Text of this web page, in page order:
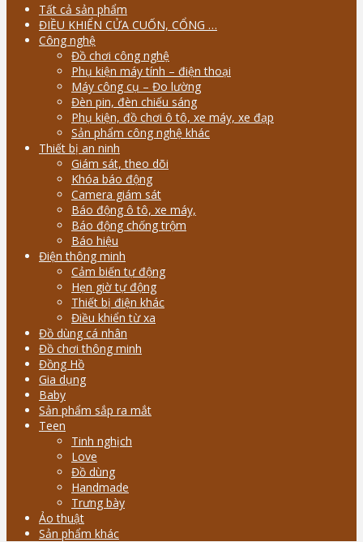
Tất cả sản phẩm
ĐIỀU KHIỂN CỬA CUỐN, CỔNG …
Công nghệ
Đồ chơi công nghệ
Phụ kiện máy tính – điện thoại
Máy công cụ – Đo lường
Đèn pin, đèn chiếu sáng
Phụ kiện, đồ chơi ô tô, xe máy, xe đạp
Sản phẩm công nghệ khác
Thiết bị an ninh
Giám sát, theo dõi
Khóa báo động
Camera giám sát
Báo động ô tô, xe máy,
Báo động chống trộm
Báo hiệu
Điện thông minh
Cảm biến tự động
Hẹn giờ tự động
Thiết bị điện khác
Điều khiển từ xa
Đồ dùng cá nhân
Đồ chơi thông minh
Đồng Hồ
Gia dụng
Baby
Sản phẩm sắp ra mắt
Teen
Tinh nghịch
Love
Đồ dùng
Handmade
Trưng bày
Ảo thuật
Sản phẩm khác